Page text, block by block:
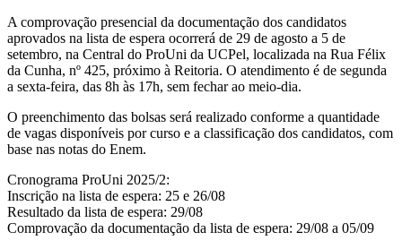
A comprovação presencial da documentação dos candidatos
aprovados na lista de espera ocorrerá de 29 de agosto a 5 de
setembro, na Central do ProUni da UCPel, localizada na Rua Félix
da Cunha, nº 425, próximo à Reitoria. O atendimento é de segunda
a sexta-feira, das 8h às 17h, sem fechar ao meio-dia.
O preenchimento das bolsas será realizado conforme a quantidade
de vagas disponíveis por curso e a classificação dos candidatos, com
base nas notas do Enem.
Cronograma ProUni 2025/2:
Inscrição na lista de espera: 25 e 26/08
Resultado da lista de espera: 29/08
Comprovação da documentação da lista de espera: 29/08 a 05/09